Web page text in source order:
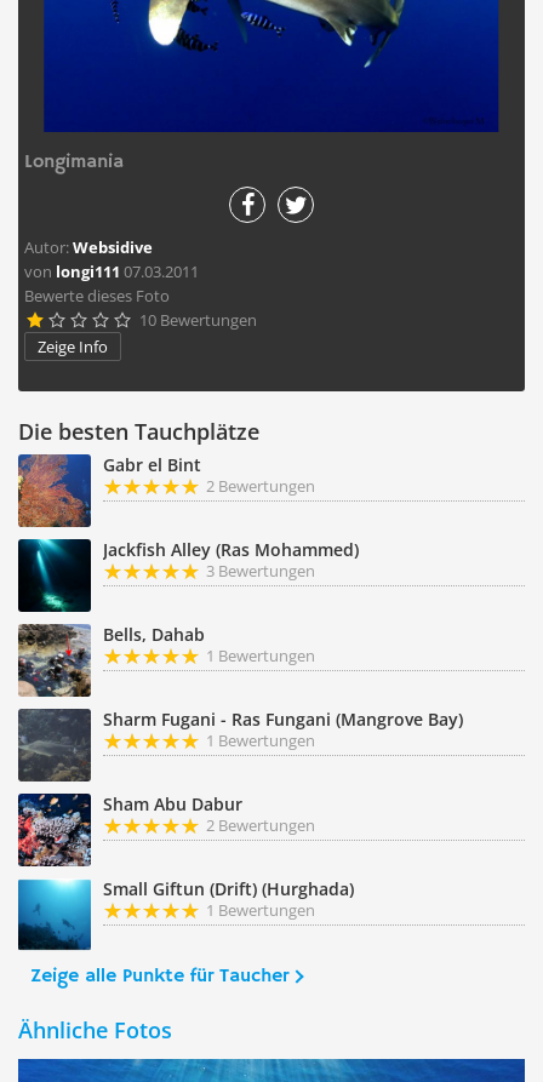
Longimania
Autor:Websidive
von longi111 07.03.2011
Bewerte dieses Foto
     10 Bewertungen
Zeige Info
Die besten Tauchplätze
Gabr el Bint
2 Bewertungen
Jackfish Alley (Ras Mohammed)
3 Bewertungen
Bells, Dahab
1 Bewertungen
Sharm Fugani - Ras Fungani (Mangrove Bay)
1 Bewertungen
Sham Abu Dabur
2 Bewertungen
Small Giftun (Drift) (Hurghada)
1 Bewertungen
Zeige alle Punkte für Taucher
Ähnliche Fotos